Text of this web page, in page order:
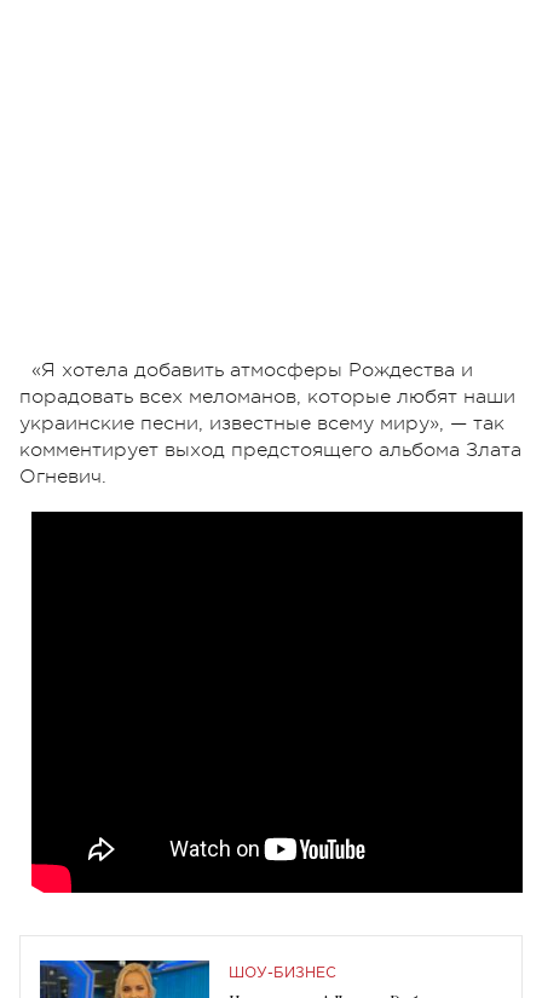
«Я хотела добавить атмосферы Рождества и
порадовать всех меломанов, которые любят наши
украинские песни, известные всему миру», — так
комментирует выход предстоящего альбома Злата
Огневич.
ШОУ-БИЗНЕС